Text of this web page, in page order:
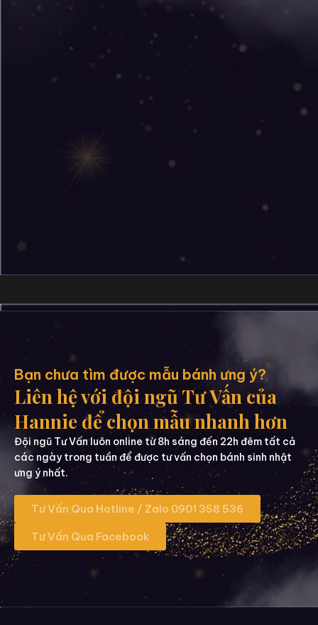
Bạn chưa tìm được mẫu bánh ưng ý?
Liên hệ với đội ngũ Tư Vấn của
Hannie để chọn mẫu nhanh hơn
Đội ngũ Tư Vấn luôn online từ 8h sáng đến 22h đêm tất cả
các ngày trong tuần để được tư vấn chọn bánh sinh nhật
ưng ý nhất.
Tư Vấn Qua Hotline / Zalo 0901 358 536
Tư Vấn Qua Facebook